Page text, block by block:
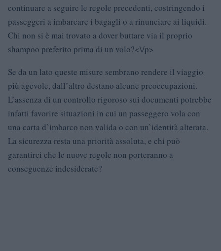
continuare a seguire le regole precedenti, costringendo i
passeggeri a imbarcare i bagagli o a rinunciare ai liquidi.
Chi non si è mai trovato a dover buttare via il proprio
shampoo preferito prima di un volo?<\/p>
Se da un lato queste misure sembrano rendere il viaggio
più agevole, dall’altro destano alcune preoccupazioni.
L’assenza di un controllo rigoroso sui documenti potrebbe
infatti favorire situazioni in cui un passeggero vola con
una carta d’imbarco non valida o con un’identità alterata.
La sicurezza resta una priorità assoluta, e chi può
garantirci che le nuove regole non porteranno a
conseguenze indesiderate?